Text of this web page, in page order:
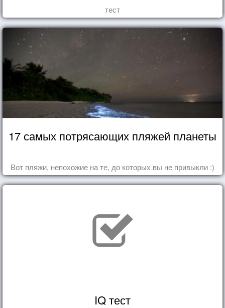
тест
17 самых потрясающих пляжей планеты
Вот пляжи, непохожие на те, до которых вы не привыкли :)
IQ тест